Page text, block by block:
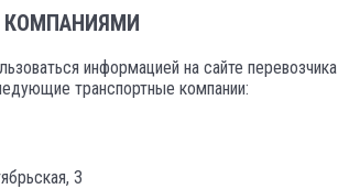
КОМПАНИЯМИ
информацией на сайте перевозчика
транспортные компании:
3